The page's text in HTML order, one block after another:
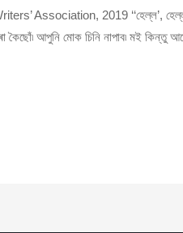
Association, 2019 ‘‘হেল্ল’,
কৈছোঁ৷ আপুনি মোক চিনি নাপাব৷ মই কিন্তু